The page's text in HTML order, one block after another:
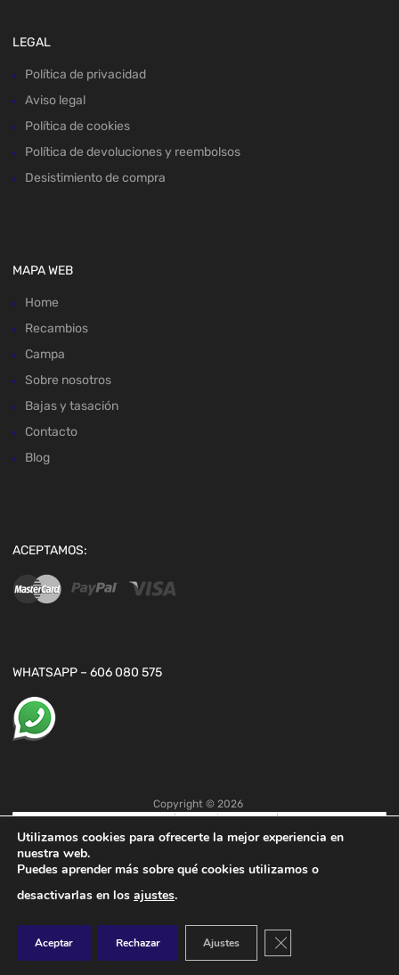
LEGAL
Política de privacidad
Aviso legal
Política de cookies
Política de devoluciones y reembolsos
Desistimiento de compra
MAPA WEB
Home
Recambios
Campa
Sobre nosotros
Bajas y tasación
Contacto
Blog
ACEPTAMOS:
WHATSAPP – 606 080 575
Copyright © 2026
Utilizamos cookies para ofrecerte la mejor experiencia en
nuestra web.
Puedes aprender más sobre qué cookies utilizamos o
desactivarlas en los ajustes.
Aceptar Rechazar Ajustes Cerrar el banner de